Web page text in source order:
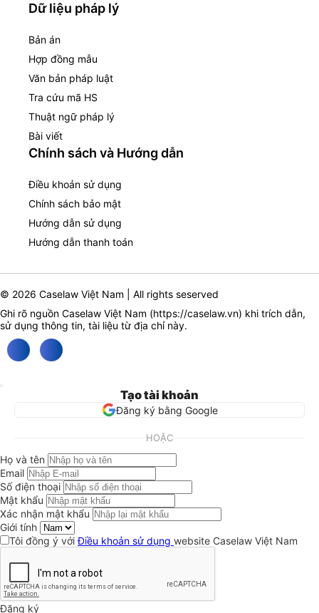
Dữ liệu pháp lý
Bản án
Hợp đồng mẫu
Văn bản pháp luật
Tra cứu mã HS
Thuật ngữ pháp lý
Bài viết
Chính sách và Hướng dẫn
Điều khoản sử dụng
Chính sách bảo mật
Hướng dẫn sử dụng
Hướng dẫn thanh toán
© 2026 Caselaw Việt Nam | All rights seserved
Ghi rõ nguồn Caselaw Việt Nam (https://caselaw.vn) khi trích dẫn,
sử dụng thông tin, tài liệu từ địa chỉ này.
Tạo tài khoản
Đăng ký bằng Google
HOẶC
Họ và tên
Email
Số điện thoại
Mật khẩu
Xác nhận mật khẩu
Giới tính
Tôi đồng ý vớiĐiều khoản sử dụng website Caselaw Việt Nam
Đăng ký